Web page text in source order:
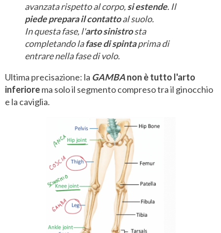
avanzata rispetto al corpo,si estende. Il
piede prepara il contattoal suolo.
In questa fase, l'arto sinistrosta
completando lafase di spintaprima di
entrare nella fase di volo.
Ultima precisazione: la GAMBAnon è tutto l'arto
inferiorema solo il segmento compreso tra il ginocchio
e la caviglia.